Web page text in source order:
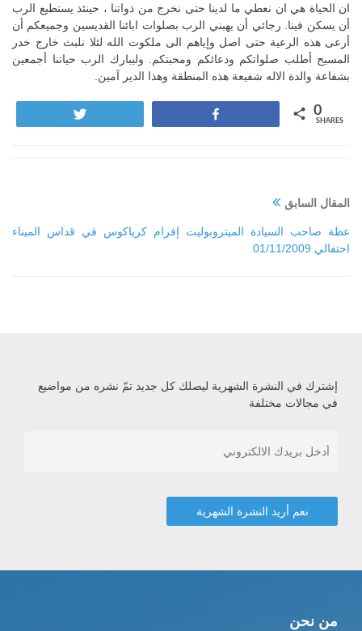
ان الحياة هي ان نعطي ما لدينا حتى نخرج من ذواتنا ، حينئذ يستطيع الرب
أن يسكن فينا. رجائي أن يهبني الرب بصلوات ابائنا القديسين وجميعكم أن
أرعى هذه الرعية حتى اصل وإياهم الى ملكوت الله لئلا نلبث خارج خدر
المسيح أطلب صلواتكم ودعائكم ومحبتكم. وليبارك الرب حياتنا أجمعين
بشفاعة والدة الاله شفيعة هذه المنطقة وهذا الدير آمين.
0
SHARES
المقال السابق
عظة صاحب السيادة الميتروبوليت إفرام كرياكوس في قداس الميناء
احتفالي 01/11/2009
إشترك في النشرة الشهرية ليصلك كل جديد تمّ نشره من مواضيع
في مجالات مختلفة
من نحن